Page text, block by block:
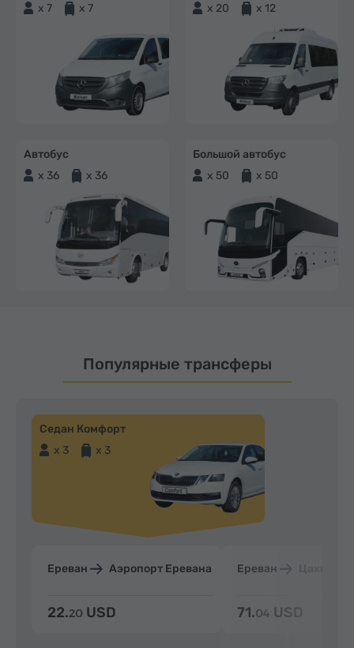
x 7
x 7
x 20
x 12
Автобус
x 36
x 36
Большой автобус
x 50
x 50
Популярные трансферы
Седан Комфорт
x 3
x 3
Ереван Аэропорт Еревана
22.20 USD
Ереван
71.04 USD